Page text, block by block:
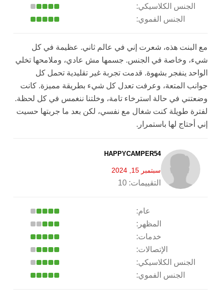
الجنس الكلاسيكي:
الجنس الفموي:
مع البنت هذه، شعرت إني في عالم ثاني. عظيمة في كل
شيء، وخاصة في الجنس. جسمها مش عادي، وملامحها تخلي
الواحد ينفجر بشهوة. قدمت تجربة غير تقليدية تحمل كل
جوانب المتعة، وعرفت تعدل كل شيء بطريقة مميزة. كانت
وضعتني في حالة استرخاء تامة، وخلتنا ننغمس في كل لحظة.
لفترة طويلة كنت شغال مع نفسي، لكن بعد ما جربتها حسيت
إني أحتاج لها باستمرار.
HAPPYCAMPER54
سبتمبر 15, 2024
التقييمات: 10
عام:
المظهر:
خدمات:
الإتصالات:
الجنس الكلاسيكي:
الجنس الفموي: